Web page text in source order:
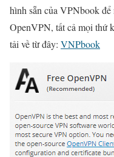
hình sẵn của VPNbook
OpenVPN, tất cả mọi thứ
tải về từ đây: VNPbook